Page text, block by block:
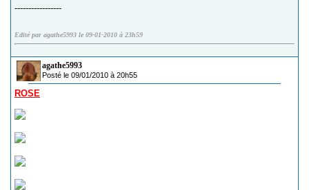
-----------------
Edité par agathe5993 le 09-01-2010 à 23h59
agathe5993
Posté le 09/01/2010 à 20h55
ROSE